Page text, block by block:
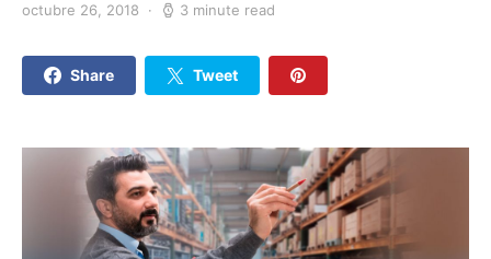
octubre 26, 2018 3 minute read
Share Tweet